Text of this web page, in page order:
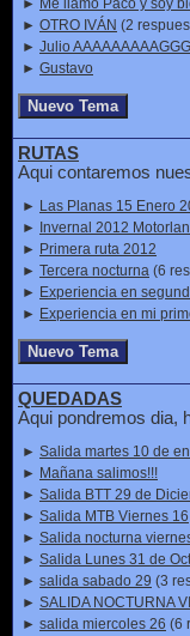
► Me llamo Paco y soy
► OTRO IVÁN (2
► Julio
► Gustavo
RUTAS
Aqui contaremos
► Las Planas 15 Enero
► Invernal 2012
► Primera ruta 2012
► Tercera nocturna (6
► Experiencia en
► Experiencia en mi
QUEDADAS
Aqui pondremos dia,
► Salida martes 10 de
► Mañana salimos!!!
► Salida BTT 29 de
► Salida MTB Viernes 16
► Salida nocturna
► Salida Lunes 31 de
► salida sabado 29 (3
► SALIDA NOCTURNA
► salida miercoles 26 (6